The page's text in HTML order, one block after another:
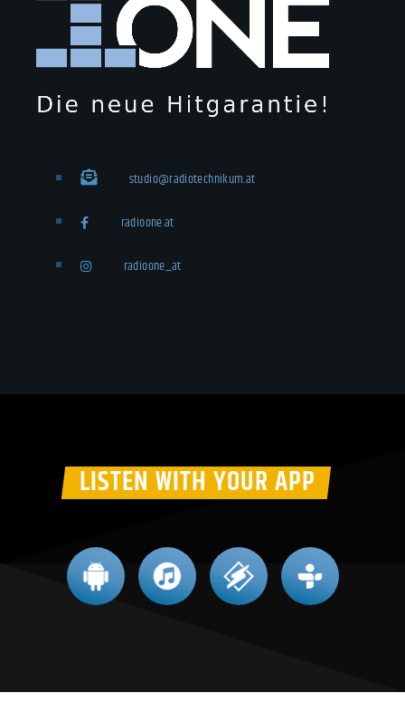
studio@radiotechnikum.at
radioone.at
radioone_at
LISTEN WITH YOUR APP